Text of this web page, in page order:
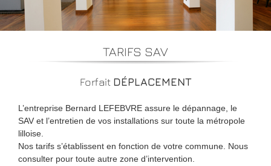
TARIFS SAV
Forfait DÉPLACEMENT
L’entreprise Bernard LEFEBVRE assure le dépannage, le
SAV et l’entretien de vos installations sur toute la métropole
lilloise.
Nos tarifs s’établissent en fonction de votre commune. Nous
consulter pour toute autre zone d’intervention.